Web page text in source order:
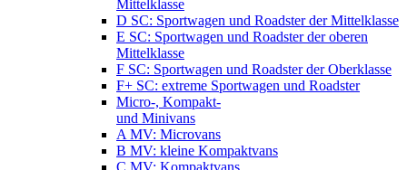
Mittelklasse
D SC: Sportwagen und Roadster der Mittelklasse
E SC: Sportwagen und Roadster der oberen
Mittelklasse
F SC: Sportwagen und Roadster der Oberklasse
F+ SC: extreme Sportwagen und Roadster
Micro-, Kompakt-
und Minivans
A MV: Microvans
B MV: kleine Kompaktvans
C MV: Kompaktvans